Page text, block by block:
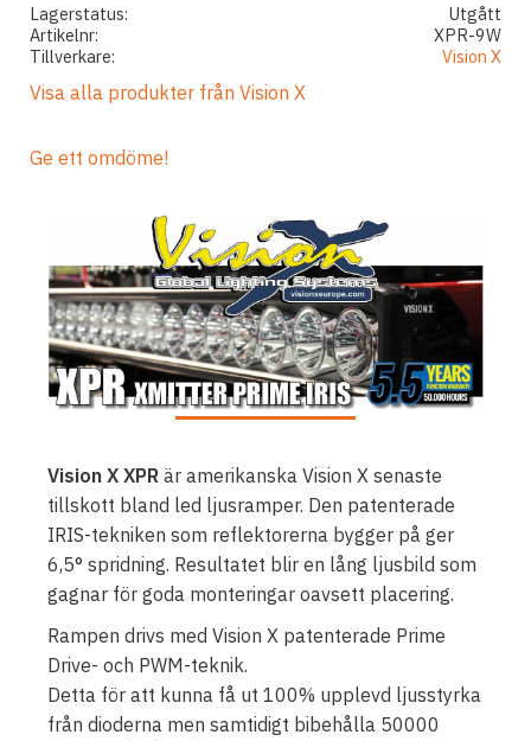
Lagerstatus
Utgått
Artikelnr
XPR-9W
Tillverkare
Vision X
Visa alla produkter från Vision X
Ge ett omdöme!
Vision X XPR är amerikanska Vision X senaste
tillskott bland led ljusramper. Den patenterade
IRIS-tekniken som reflektorerna bygger på ger
6,5° spridning. Resultatet blir en lång ljusbild som
gagnar för goda monteringar oavsett placering.
Rampen drivs med Vision X patenterade Prime
Drive- och PWM-teknik.
Detta för att kunna få ut 100% upplevd ljusstyrka
från dioderna men samtidigt bibehålla 50000